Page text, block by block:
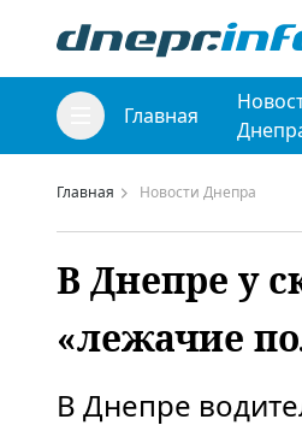
Главная
Главная Новости Днепра
В Днепре у
«лежачие
В Днепре